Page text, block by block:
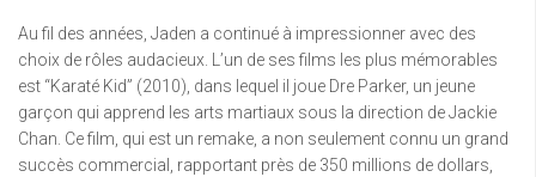
Au fil des années, Jaden a continué à impressionner avec des
choix de rôles audacieux. L’un de ses films les plus mémorables
est “Karaté Kid” (2010), dans lequel il joue Dre Parker, un jeune
garçon qui apprend les arts martiaux sous la direction de Jackie
Chan. Ce film, qui est un remake, a non seulement connu un grand
succès commercial, rapportant près de 350 millions de dollars,